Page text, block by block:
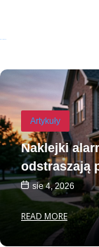
Artykuły
Naklejki
odstraszają
sie 4, 2026
READ MORE